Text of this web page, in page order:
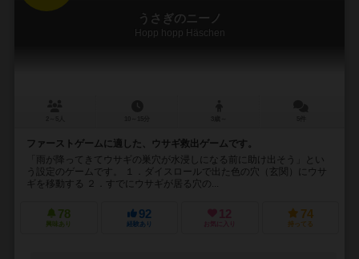
うさぎのニーノ
Hopp hopp Häschen
ファーストゲームに適した、ウサギ救出ゲームです。
「雨が降ってきてウサギの巣穴が水浸しになる前に助け出そう」とい
う設定のゲームです。 １．ダイスロールで出た色の穴（玄関）にウサ
ギを移動する ２．すでにウサギが居る穴の...
78
興味あり
92
経験あり
12
お気に入り
74
持ってる